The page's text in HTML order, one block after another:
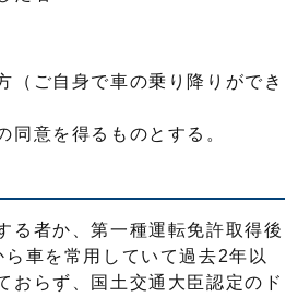
（ご自身で車の乗り降りができ
意を得るものとする。
る者か、第一種運転免許取得後
車を常用していて過去2年以
おらず、国土交通大臣認定のド